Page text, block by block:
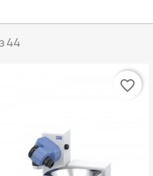
44
favorite_border